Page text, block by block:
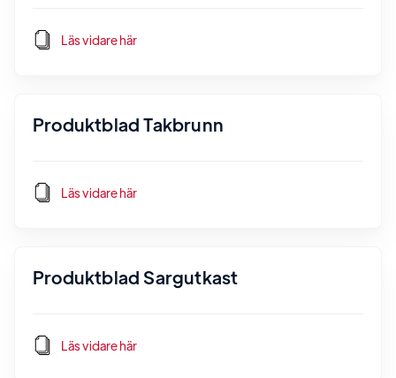
Läs vidare här
Produktblad Takbrunn
Läs vidare här
Produktblad Sargutkast
Läs vidare här